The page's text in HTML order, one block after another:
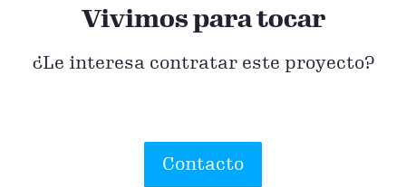
Vivimos para tocar
¿Le interesa contratar este proyecto?
Contacto